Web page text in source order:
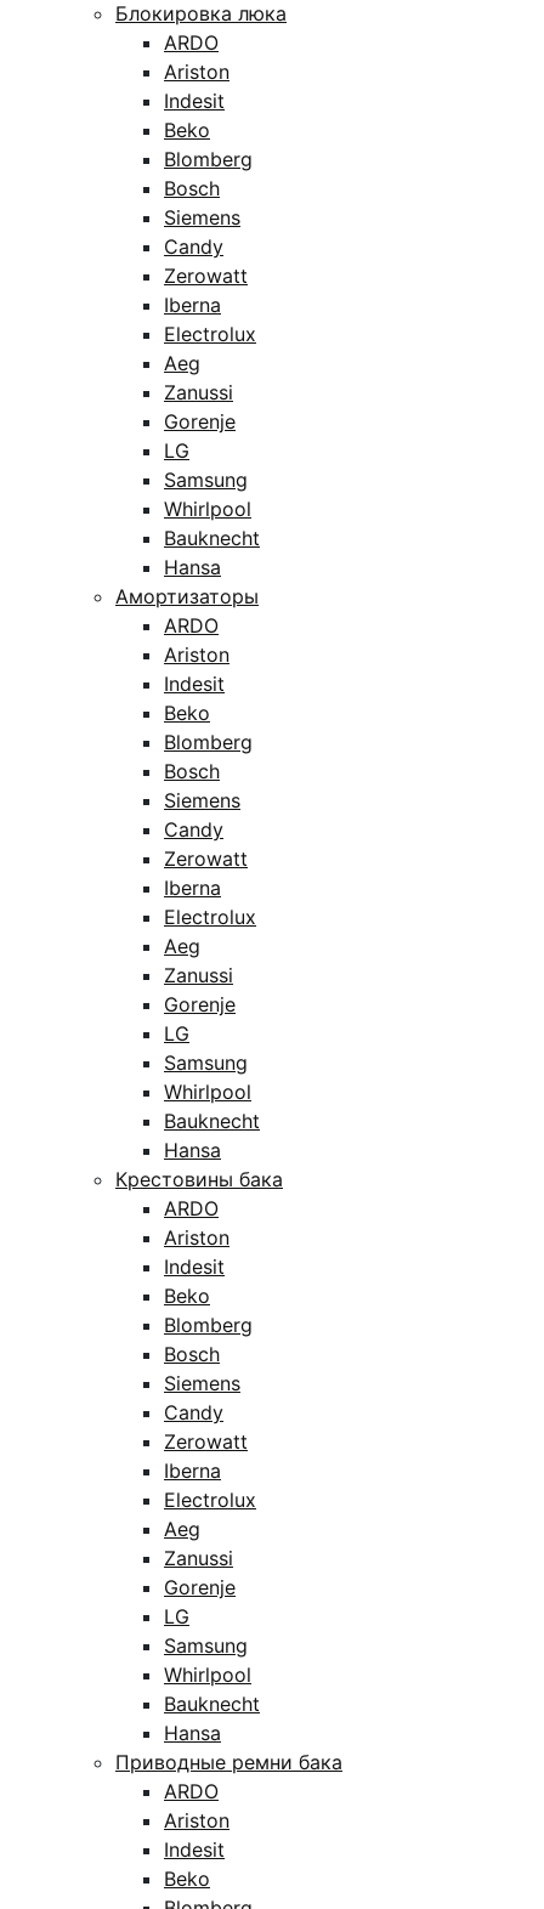
Блокировка люка
ARDO
Ariston
Indesit
Beko
Blomberg
Bosch
Siemens
Candy
Zerowatt
Iberna
Electrolux
Aeg
Zanussi
Gorenje
LG
Samsung
Whirlpool
Bauknecht
Hansa
Амортизаторы
ARDO
Ariston
Indesit
Beko
Blomberg
Bosch
Siemens
Candy
Zerowatt
Iberna
Electrolux
Aeg
Zanussi
Gorenje
LG
Samsung
Whirlpool
Bauknecht
Hansa
Крестовины бака
ARDO
Ariston
Indesit
Beko
Blomberg
Bosch
Siemens
Candy
Zerowatt
Iberna
Electrolux
Aeg
Zanussi
Gorenje
LG
Samsung
Whirlpool
Bauknecht
Hansa
Приводные ремни бака
ARDO
Ariston
Indesit
Beko